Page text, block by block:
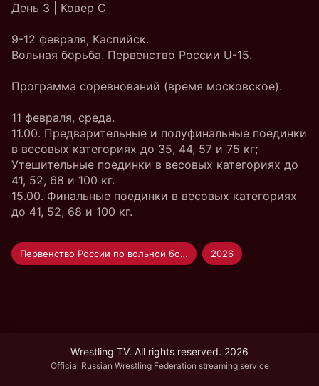
День 3 | Ковер C
9-12 февраля, Каспийск.
Вольная борьба. Первенство России U-15.
Программа соревнований (время московское).
11 февраля, среда.
11.00. Предварительные и полуфинальные поединки
в весовых категориях до 35, 44, 57 и 75 кг;
Утешительные поединки в весовых категориях до
41, 52, 68 и 100 кг.
15.00. Финальные поединки в весовых категориях
до 41, 52, 68 и 100 кг.
Первенство России по вольной борьбе U-15 2026
Wrestling TV. All rights reserved. 2026
Official Russian Wrestling Federation streaming service